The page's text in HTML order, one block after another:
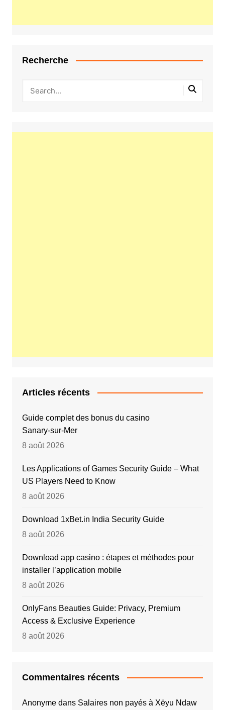
Recherche
Articles récents
Guide complet des bonus du casino
Sanary‑sur‑Mer
8 août 2026
Les Applications of Games Security Guide – What
US Players Need to Know
8 août 2026
Download 1xBet.in India Security Guide
8 août 2026
Download app casino : étapes et méthodes pour
installer l’application mobile
8 août 2026
OnlyFans Beauties Guide: Privacy, Premium
Access & Exclusive Experience
8 août 2026
Commentaires récents
Anonymedans Salaires non payés à Xëyu Ndaw